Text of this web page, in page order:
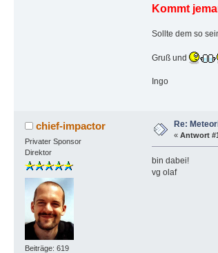
Kommt
Sollte dem so
Gruß und
Ingo
chief-impactor
Privater Sponsor
Direktor
Beiträge: 619
Re:
« Antwort
bin dabei!
vg olaf